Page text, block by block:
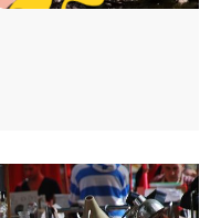
Venez chiner et